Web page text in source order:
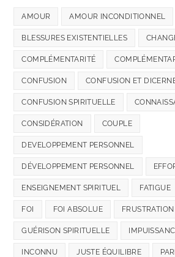
AMOUR AMOUR INCONDITIONNEL
BLESSURES EXISTENTIELLES
COMPLÉMENTARITÉ
CONFUSION CONFUSION ET
CONFUSION SPIRITUELLE
CONSIDÉRATION COUPLE
DEVELOPPEMENT PERSONNEL
DÉVELOPPEMENT PERSONNEL
ENSEIGNEMENT SPIRITUEL FATIGUE
FOI FOI ABSOLUE FRUSTRATION
GUÉRISON SPIRITUELLE
INCONNU JUSTE ÉQUILIBRE